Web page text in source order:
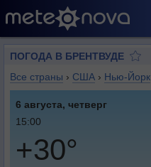
ПОГОДА В БРЕНТВУДЕ
Все страны › США › Нью-Йорк
6 августа, четверг
15:00
+30°